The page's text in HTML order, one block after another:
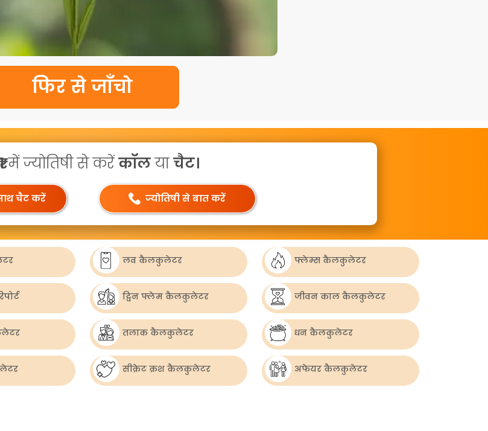
फिर से जाँचो
₹1में ज्योतिषी से करेंकॉलयाचैट।
चैट करें ज्योतिषी से बात करें
लव कैलकुलेटर फ्लेम्स कैलकुलेटर
ट्विन फ्लेम कैलकुलेटर जीवन काल कैलकुलेटर
तलाक कैलकुलेटर धन कैलकुलेटर
सीक्रेट क्रश कैलकुलेटर अफेयर कैलकुलेटर